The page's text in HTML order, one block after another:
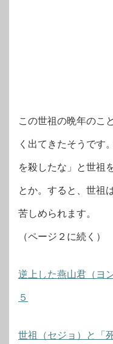
この世祖の晩年のこ
く出てきたそうです
を殺したな」と世祖
とか。すると、世祖
苦しめられます。
（ページ２に続く）
逆上した燕山君（ヨ
５
世祖（セジョ）と「